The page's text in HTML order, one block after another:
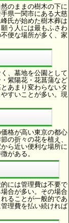
のままの樹木の下に
県一関市にある大慈
氏が始めた樹木葬は
う人には最もふさわ
便な場所が多く、家
、墓地を公園として
紫陽花・花菖蒲など
あまり変わらないタ
すいことが多い。現
格が高い東京の都心
の折々の花を植え、
ら近い便利な場所に
がある。
には管理費は不要で
合が多い。その場合
ることが一般的であ
理費を払い続ければ